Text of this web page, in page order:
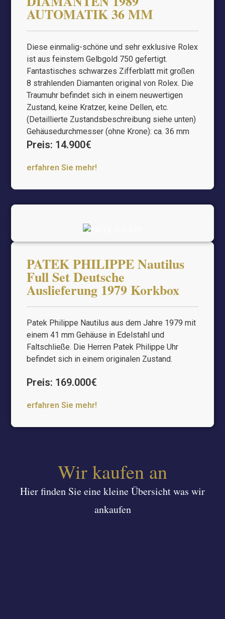
AUTOMATIK 36 MM
Diese einmalig-schöne und sehr exklusive Rolex
ist aus feinstem Gelbgold 750 gefertigt.
Fantastisches schwarzes Zifferblatt mit großen
8 strahlenden Diamanten original von Rolex. Die
Traumuhr befindet sich in einem neuwertigen
Zustand, keine Kratzer, keine Dellen, etc.
(Detaillierte Zustandsbeschreibung siehe unten)
Gehäusedurchmesser (ohne Krone): ca. 36 mm
Preis: 14.900€
erfahren Sie mehr!
PATEK PHILIPPE Nautilus
Full Set Deutsche
Auslieferung 1979 Korkbox
Patek Philippe Nautilus aus dem Jahre 1979 mit
einem 41 mm Gehäuse in Edelstahl und
Faltschließe. Die Herren Patek Philippe Uhr
befindet sich in einem originalen Zustand.
Preis: 169.000€
erfahren Sie mehr!
Wir kaufen an
Hier finden Sie eine kleine Übersicht was wir
ankaufen